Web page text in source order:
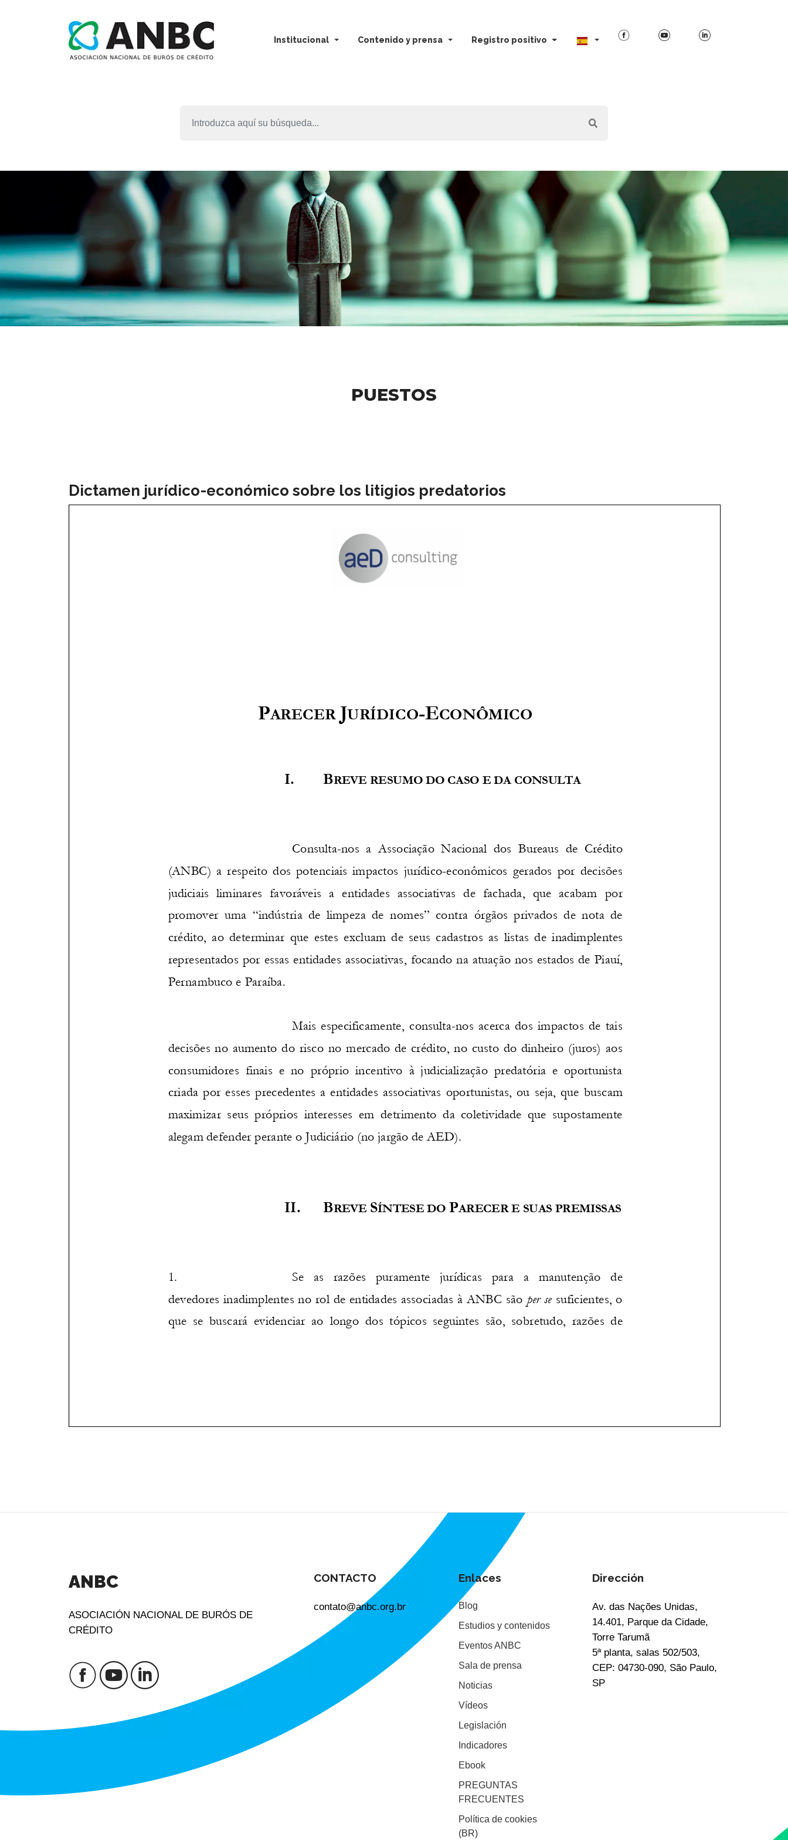
Institucional Contenido y prensa Registro positivo
PUESTOS
Dictamen jurídico-económico sobre los litigios predatorios
ANBC
ASOCIACIÓN NACIONAL DE BURÓS DE
CRÉDITO
CONTACTO
contato@anbc.org.br
Enlaces
Blog
Estudios y contenidos
Eventos ANBC
Sala de prensa
Noticias
Vídeos
Legislación
Indicadores
Ebook
PREGUNTAS
FRECUENTES
Política de cookies
(BR)
Dirección
Av. das Nações Unidas,
14.401, Parque da Cidade,
Torre Tarumã
5ª planta, salas 502/503,
CEP: 04730-090, São Paulo,
SP